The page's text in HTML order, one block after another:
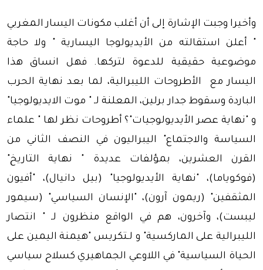
وأخيرا وجبت الإشارة إلى أن أغلب مكونات اليسار المغربي
" أعلن استقالته من الأيديولوجا اليسارية " ولا حاجة
موضوعية حقيقية للدعوة لتركها. فهل انساق هذا
اليسار مع الأطروحات الليبرالية، لما بعد نهاية الحرب
الباردة وسقوط جدار برلين، المعلنة لـ " موت الايديولوجيا"
و "نهاية عصر الأيديولوجيات"؟ أطروحات نظر لها " علماء
السياسة والاجتماع" اليبراليون في النصف الثاني من
القرن العشرين، بمؤلفات عديدة " نهاية التاريخ"
(فوكوياما)، "نهاية الأيديولوجيا" (بيل دانيال)، "أفيون
المثقفين" (ريمون آرون)، "الإنسان السياسي" (سيمور
ليبست)، وآخرون، هم في الواقع منظرون لـ " انتصار
الليبرالية على الماركسية" و لـتكريس "هيمنة اليمين على
الحياة السياسية" في اللاوعي الجماهيري كسلاح سياسي